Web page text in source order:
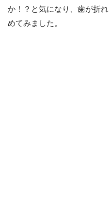
か！？と気になり、歯が折
めてみました。